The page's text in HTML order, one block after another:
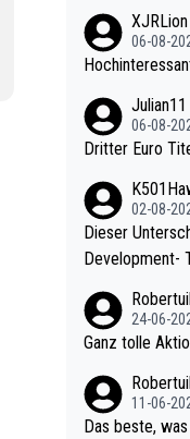
XJRLion
06-08-
Julian11
06-08-
Dritter Euro
02-08-
Dieser Unterschied
Development-
e mal 40+ erst recht. Da gewinnst keinen
och krasser wie ein Pokalspiel eines Kreisligisten vs einem Bu
24-06-
Ganz tolle
11-06-
Das beste,